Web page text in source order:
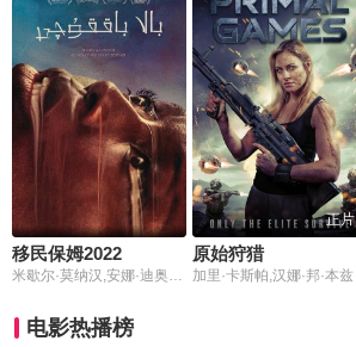
移民保姆2022
米歇尔·莫纳汉,安娜·迪奥普,摩根·斯佩克特
正片
原始狩猎
加里·卡斯帕,汉娜·邦·本兹
电影热播榜